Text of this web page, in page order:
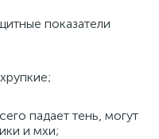
показатели
падает тень, могут
и мхи;